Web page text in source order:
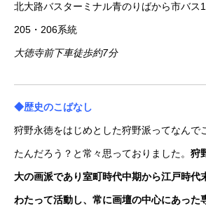
北大路バスターミナル青のりばから市バス
205・206系統
大徳寺前下車徒歩約7分
◆歴史のこばなし
狩野永徳をはじめとした狩野派ってなんで
たんだろう？と常々思っておりました。 狩
大の画派であり室町時代中期から江戸時代
わたって活動し、常に画壇の中心にあった